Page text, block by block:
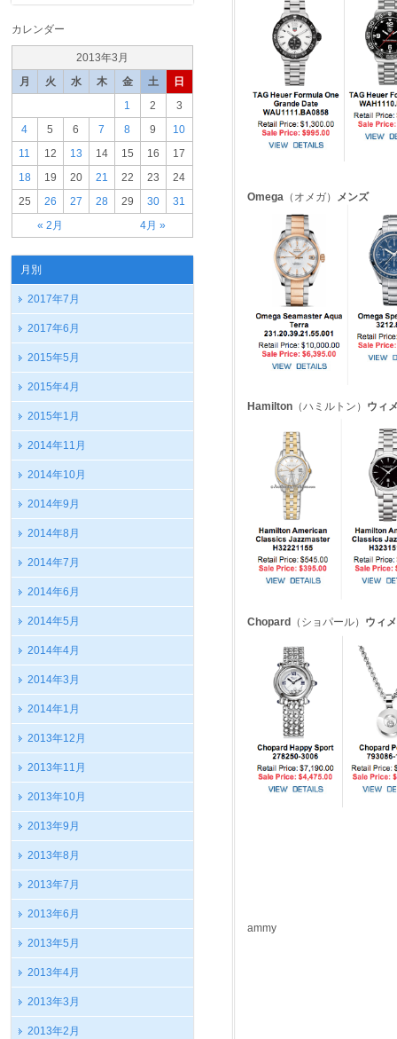
カレンダー
2013年3月
月
火 水 木 金 土 日
« 2月 4月 »
1 2
3
4
5 6 7 8 9
10
11
12 13 14 15 16
17
18
19 20 21 22 23
24
25
26 27 28 29 30 31
月別
2017年7月
2017年6月
2015年5月
2015年4月
2015年1月
2014年11月
2014年10月
2014年9月
2014年8月
2014年7月
2014年6月
2014年5月
2014年4月
2014年3月
2014年1月
2013年12月
2013年11月
2013年10月
2013年9月
2013年8月
2013年7月
2013年6月
2013年5月
2013年4月
2013年3月
2013年2月
Omega（オメガ） メンズ
Hamilton（ハミルトン） ウィ
Chopard （ショパール） ウィ
ammy